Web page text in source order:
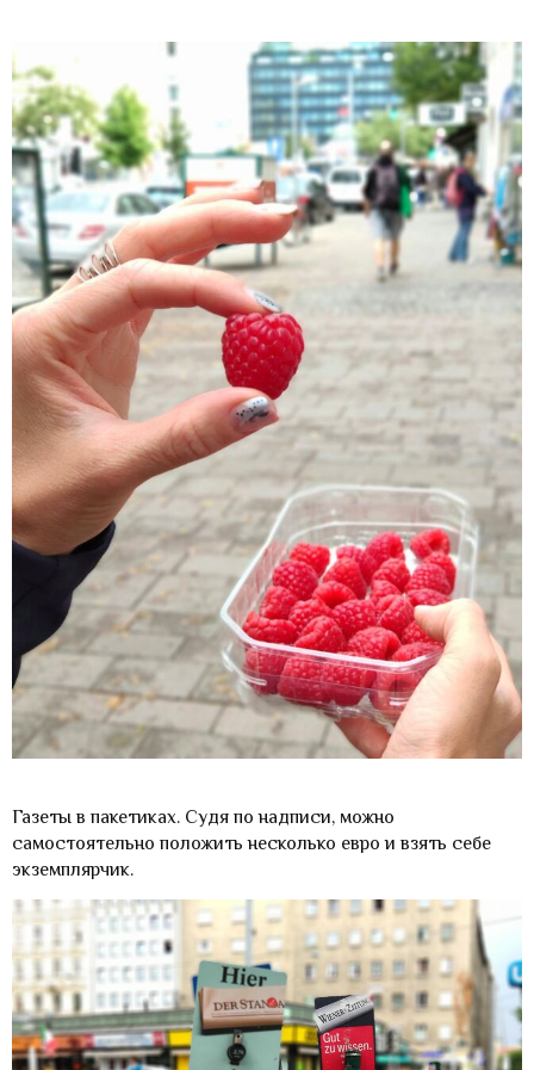
Газеты в пакетиках. Судя по надписи, можно
самостоятельно положить несколько евро и взять себе
экземплярчик.